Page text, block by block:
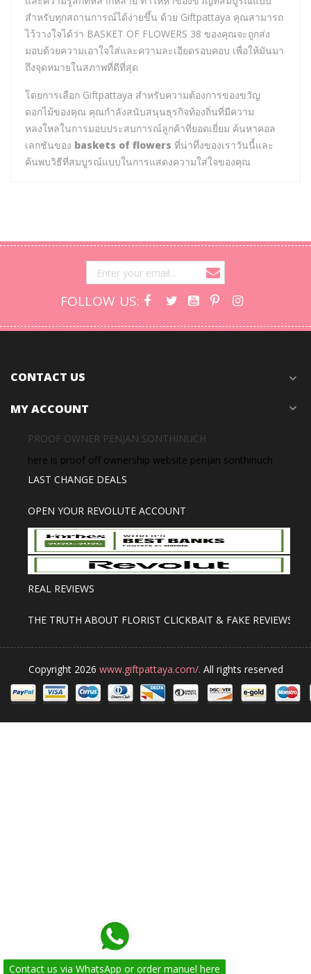
สำหรับทุกสถานการณ์ได้ง่ายขึ้น ด้วย Giftpattaya คุณสามารถ
ไว้วางใจได้ว่า BASKET OF FLOWERS 38 ของคุณจะถูกส่ง
มอบด้วยความเอาใจใส่และความละเอียดรอบคอบ เพื่อให้มันมา
ถึงจุดหมายในสภาพที่ดีที่สุด
โดยการเลือก Giftpattaya สำหรับความต้องการของขวัญ
ดอกไม้ของคุณ คุณกำลังสนับสนุนธุรกิจท้องถิ่นที่มีความ
หลงใหลในการมอบประสบการณ์ลูกค้าที่ยอดเยี่ยม ค้นหาคอล
เลกชันของ baskets of flowers ที่น่าทึ่งของเราวันนี้และ
ค้นพบวิธีที่สมบูรณ์แบบในการแสดงความใส่ใจของคุณ
FOLLOW US:
CONTACT US expand_more
MY ACCOUNT expand_more
PROOF OWNER PENJAN SONTHINUCH
here is proof off ownership website penjan sonthinuch
LAST CHANGE DEALS
OPEN YOUR REVOLUTE ACCOUNT
REAL REVIEWS
THE TRUTH ABOUT FLORIST CLICKBAIT & FAKE REVIEWS
Contact us via WhatsApp or order manuel here
Copyright 2026 www.giftpattaya.com/. All rights reserved